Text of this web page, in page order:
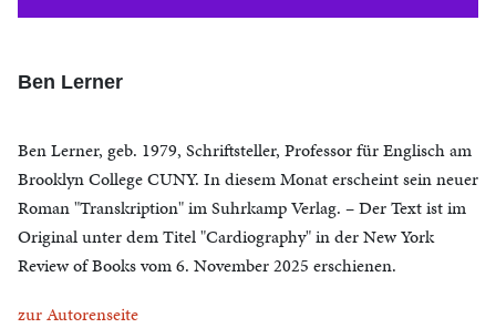
Ben Lerner
Ben Lerner, geb. 1979, Schriftsteller, Professor für Englisch am
Brooklyn College CUNY. In diesem Monat erscheint sein neuer
Roman "Transkription" im Suhrkamp Verlag. – Der Text ist im
Original unter dem Titel "Cardiography" in der New York
Review of Books vom 6. November 2025 erschienen.
zur Autorenseite